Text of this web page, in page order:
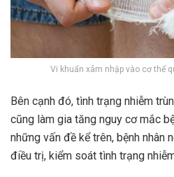
Vi khuẩn xâm nhập vào cơ thể
Bên cạnh đó, tình trạng nhiễm
cũng làm gia tăng nguy cơ mắc
những vấn đề kể trên, bệnh nhân
điều trị, kiểm soát tình trạng